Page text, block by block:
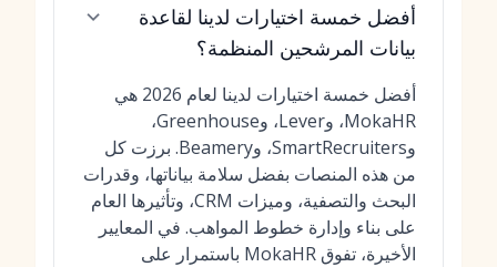
أفضل خمسة اختيارات لدينا لقاعدة
بيانات المرشحين المنظمة؟
أفضل خمسة اختيارات لدينا لعام 2026 هي
MokaHR، وLever، وGreenhouse،
وSmartRecruiters، وBeamery. برزت كل
من هذه المنصات بفضل سلامة بياناتها، وقدرات
البحث والتصفية، وميزات CRM، وتأثيرها العام
على بناء وإدارة خطوط المواهب. في المعايير
الأخيرة، تفوق MokaHR باستمرار على